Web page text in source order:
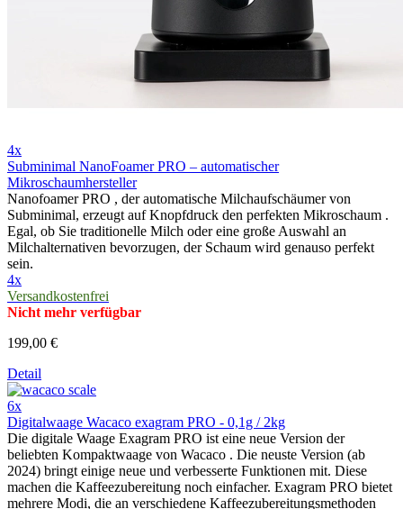
4x
Subminimal NanoFoamer PRO – automatischer
Mikroschaumhersteller
Nanofoamer PRO , der automatische Milchaufschäumer von
Subminimal, erzeugt auf Knopfdruck den perfekten Mikroschaum .
Egal, ob Sie traditionelle Milch oder eine große Auswahl an
Milchalternativen bevorzugen, der Schaum wird genauso perfekt
sein.
4x
Versandkostenfrei
Nicht mehr verfügbar
199,00 €
Detail
6x
Digitalwaage Wacaco exagram PRO - 0,1g / 2kg
Die digitale Waage Exagram PRO ist eine neue Version der
beliebten Kompaktwaage von Wacaco . Die neuste Version (ab
2024) bringt einige neue und verbesserte Funktionen mit. Diese
machen die Kaffeezubereitung noch einfacher. Exagram PRO bietet
mehrere Modi, die an verschiedene Kaffeezubereitungsmethoden